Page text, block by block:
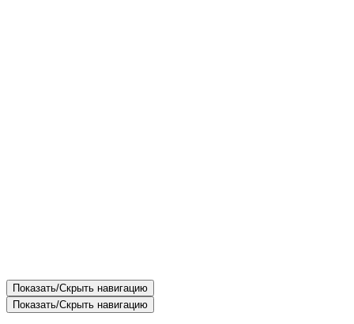
Показать/Скрыть навигацию
Показать/Скрыть навигацию